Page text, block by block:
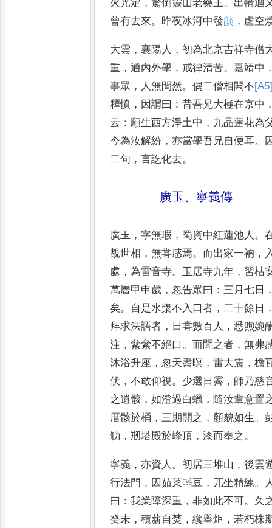
火光定 ，驚倒 靈山老藥王。 出輪迴
曾有去來。 昨夜冰河中發𦦨 ， 虗空
大雲 ， 襄陽人 ，初為北京吉祥寺僧
重 ，通內外學 ，戒律清苦。嘉靖中
事眾 ， 人無間然。偶二僧相閧不
釋憤 ， 因謂曰 ：昔吾兄大極在京中
云 ： 願生西方淨土中 ， 九品蓮花為
今為汝解紛 ，亦當學吾兄自便耳。
二句 ，言訖化去。
廣玉、 寧義傳
廣玉 ，字無瑕 ，蜀資中紅蓮池人 。
覩世相 ，無甞感焉。而出家一衲 ，
處 ，為雷音寺。 玉居寺九年 ， 習枯
萬曆甲申 歲 ，忽告眾曰 ：三月七日
矣。 自是水漿不入口者 ，二十餘日
拜求法語者 ， 日甞數百人 ，悉煦婉
注 ，絫絫不絕口 。而聞之者 ，無弗
沐浴升座 ，忽天盡暝 ，雷大震 ，檐
伏 ，不敢仰視。 少選日霽 ， 師乃慈
之遺骸 ，如澄過白蠟 ， 隨汝輩意置
厝骸於桶 ，三期開之 ， 顏貌如生。
觔 ，剏塔殿於峰頂 ，漆而奉之。
寧義 ，亦資人 。初居三堆山 ，後雲
行法門 ， 因茹菜㗖豆 ， 兀坐精練。
曰 ：我業障深重 ，非如此不可。 久
癸未 ，積薪自焚 ，纔舉炬 ，若朽株